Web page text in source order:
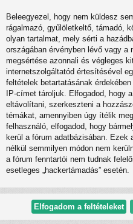
Beleegyezel, hogy nem küldesz
rágalmazó, gyűlöletkeltő, támadó,
olyan tartalmat, mely sérti a
országában érvényben lévő vagy a
megsértése azonnali és végleges
internetszolgáltatód értesítésével
feltételek betartatásának
IP-címet tároljuk. Elfogadod, hogy
eltávolítani, szerkeszteni a
témákat, amennyiben úgy ítélik
felhasználó, elfogadod, hogy
kerül a fórum adatbázisában. Ezek
nélkül semmilyen módon nem
a fórum fenntartói nem tudnak
esetleges „hackertámadás” esetén.